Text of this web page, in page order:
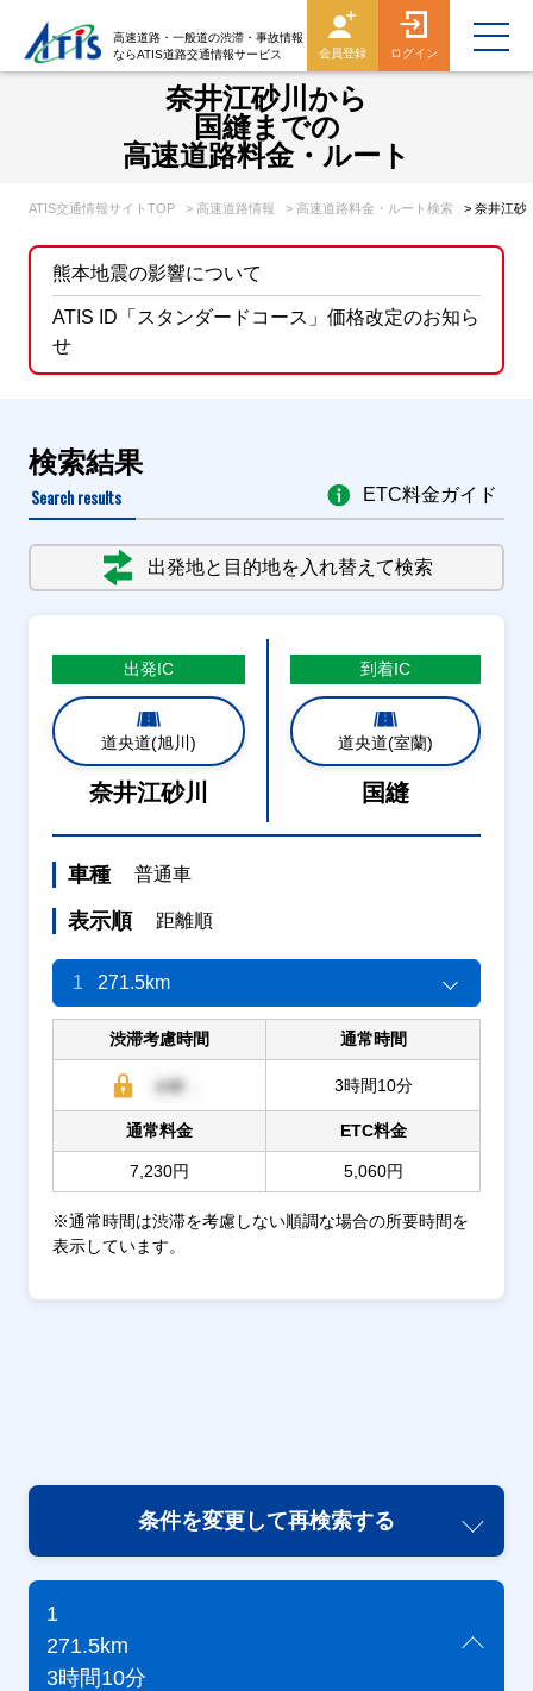
高速道路・一般道の渋滞・事故情報
ならATIS道路交通情報サービス
会員登録 ログイン
奈井江砂川から
国縫までの
高速道路料金・ルート
ATIS交通情報サイトTOP > 高速道路情報 > 高速道路料金・ルート検索 > 奈井江砂
熊本地震の影響について
ATIS ID「スタンダードコース」価格改定のお知ら
せ
検索結果
Search results
出発地と目的地を入れ替えて検索
ETC料金ガイド
出発IC
道央道(旭川)
奈井江砂川
到着IC
道央道(室蘭)
国縫
車種 普通車
表示順 距離順
1 271.5km
渋滞考慮時間 通常時間
3時間10分
通常料金
7,230円
ETC料金
5,060円
※通常時間は渋滞を考慮しない順調な場合の所要時間を
表示しています。
条件を変更して再検索する
1
271.5km
3時間10分